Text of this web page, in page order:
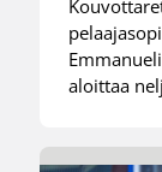
aloittaa